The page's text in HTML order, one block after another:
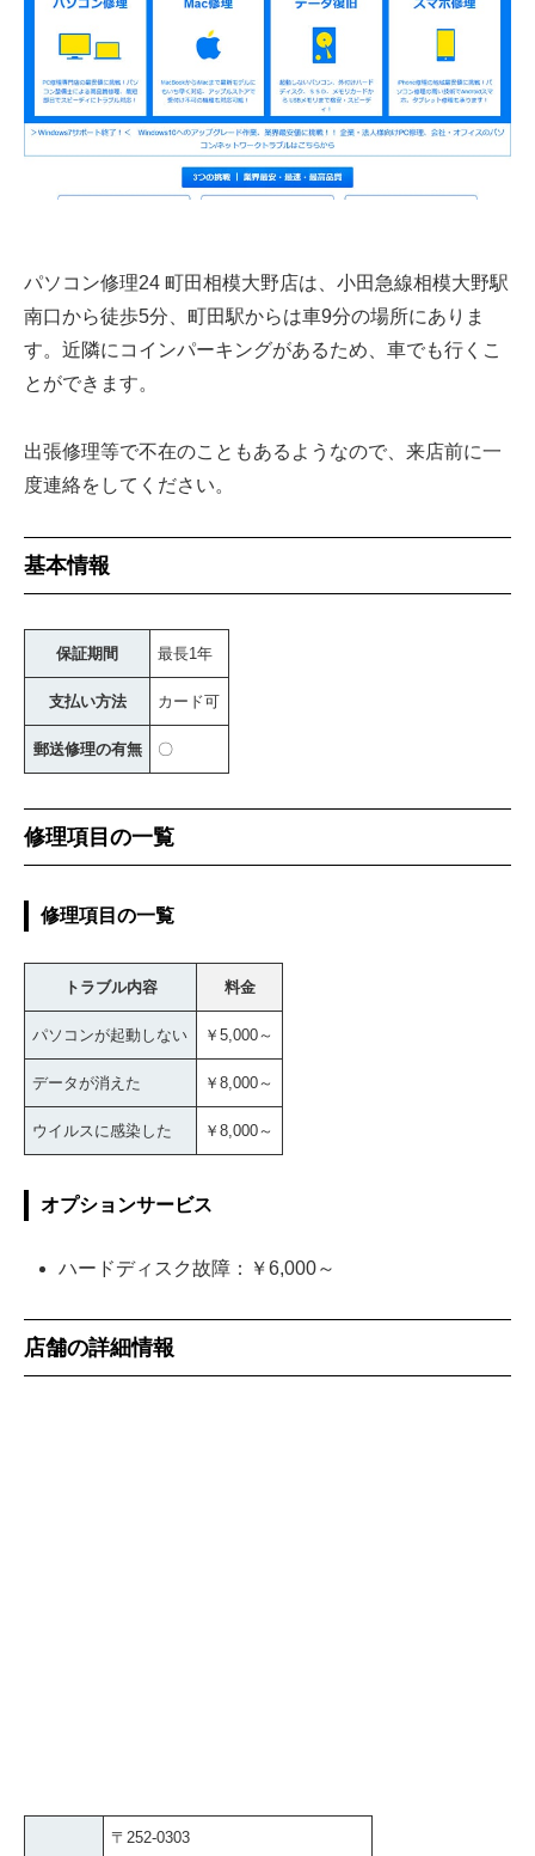
パソコン修理24 町田相模大野店は、小田急線相模大野駅
南口から徒歩5分、町田駅からは車9分の場所にありま
す。近隣にコインパーキングがあるため、車でも行くこ
とができます。
出張修理等で不在のこともあるようなので、来店前に一
度連絡をしてください。
基本情報
保証期間 最長1年
支払い方法 カード可
郵送修理の有無 〇
修理項目の一覧
修理項目の一覧
トラブル内容 料金
パソコンが起動しない ￥5,000～
データが消えた ￥8,000～
ウイルスに感染した ￥8,000～
オプションサービス
ハードディスク故障：￥6,000～
店舗の詳細情報
〒252-0303